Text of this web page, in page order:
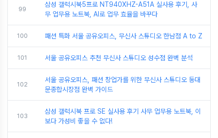
99
삼성 갤럭시북5프로 NT940XHZ-A51A 실사용 후기, 사
무 업무용 노트북, AI로 업무 효율을 바꾸다
100 패션 특화 서울 공유오피스, 무신사 스튜디오 한남점 A to Z
101 서울 공유오피스 추천 무신사 스튜디오 성수점 완벽 분석
102
서울 공유오피스, 패션 창업가를 위한 무신사 스튜디오 동대
문종합시장점 완벽 가이드
103
삼성 갤럭시북 프로 SE 실사용 후기 사무 업무용 노트북, 이
보다 가성비 좋을 수 없다!